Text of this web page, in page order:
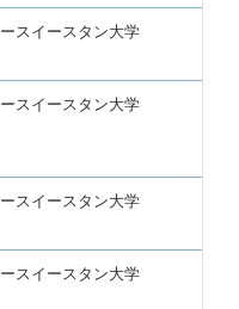
スイースタン大学
スイースタン大学
スイースタン大学
スイースタン大学